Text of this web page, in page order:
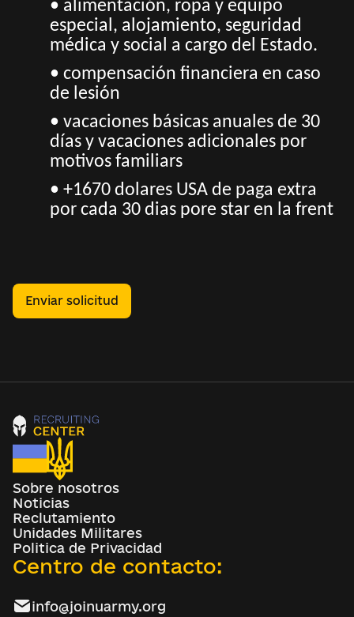
• alimentación, ropa y equipo
especial, alojamiento, seguridad
médica y social a cargo del Estado.
• compensación financiera en caso
de lesión
• vacaciones básicas anuales de 30
días y vacaciones adicionales por
motivos familiars
• +1670 dolares USA de paga extra
por cada 30 dias pore star en la frent
Enviar solicitud
Sobre nosotros
Noticias
Reclutamiento
Unidades Militares
Politica de Privacidad
Centro de contacto:
info@joinuarmy.org